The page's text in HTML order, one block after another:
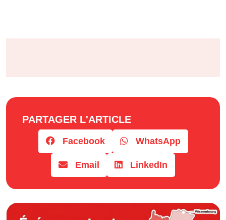
PARTAGER L'ARTICLE
Facebook WhatsApp
Email LinkedIn